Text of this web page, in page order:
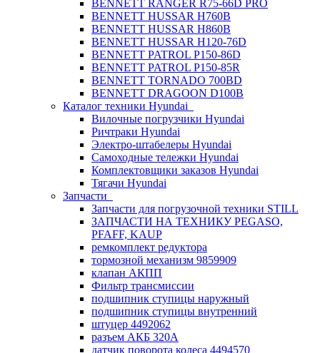
BENNETT RANGER R75-66D PRO
BENNETT HUSSAR H760B
BENNETT HUSSAR H860B
BENNETT HUSSAR H120-76D
BENNETT PATROL P150-86D
BENNETT PATROL P150-85R
BENNETT TORNADO 700BD
BENNETT DRAGOON D100B
Каталог техники Hyundai
Вилочные погрузчики Hyundai
Ричтраки Hyundai
Электро-штабелеры Hyundai
Самоходные тележки Hyundai
Комплектовщики заказов Hyundai
Тягачи Hyundai
Запчасти
Запчасти для погрузочной техники STILL
ЗАПЧАСТИ НА ТЕХНИКУ PEGASO,
PFAFF, KAUP
ремкомплект редуктора
тормозной механизм 9859909
клапан АКПП
Фильтр трансмиссии
подшипник ступицы наружный
подшипник ступицы внутренний
штуцер 4492062
разъем АКБ 320А
датчик поворота колеса 4494570